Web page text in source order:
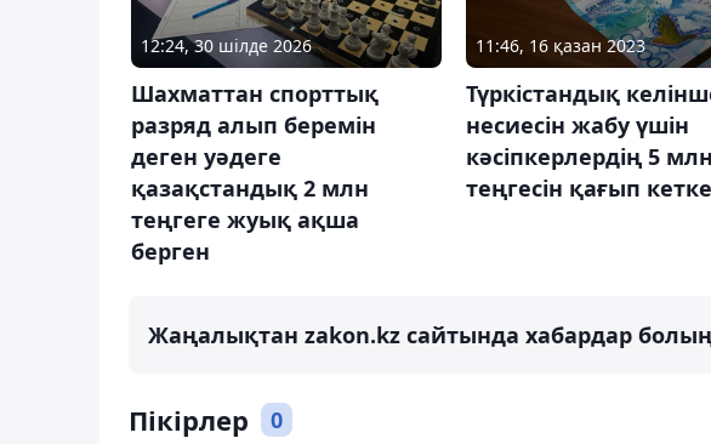
12:24, 30 шілде 2026
Шахматтан спорттық
разряд алып беремін
деген уәдеге
қазақстандық 2 млн
теңгеге жуық ақша
берген
11:46, 16 қазан 2023
Түркістандық
несиесін жабу үшін
кәсіпкерлердің 5 млн
теңгесін қағып
Жаңалықтан zakon.kz сайтында хабардар
Пікірлер 0